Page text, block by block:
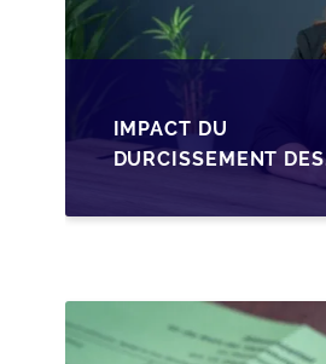
IMPACT DU
DURCISSEMENT DES
CRÉDIT SUR LA